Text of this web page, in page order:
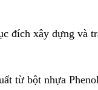
đích xây dựng và
từ bột nhựa